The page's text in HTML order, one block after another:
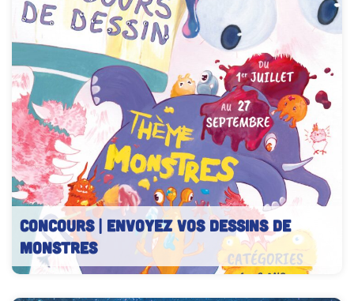
CONCOURS | Envoyez vos dessins de
Monstres